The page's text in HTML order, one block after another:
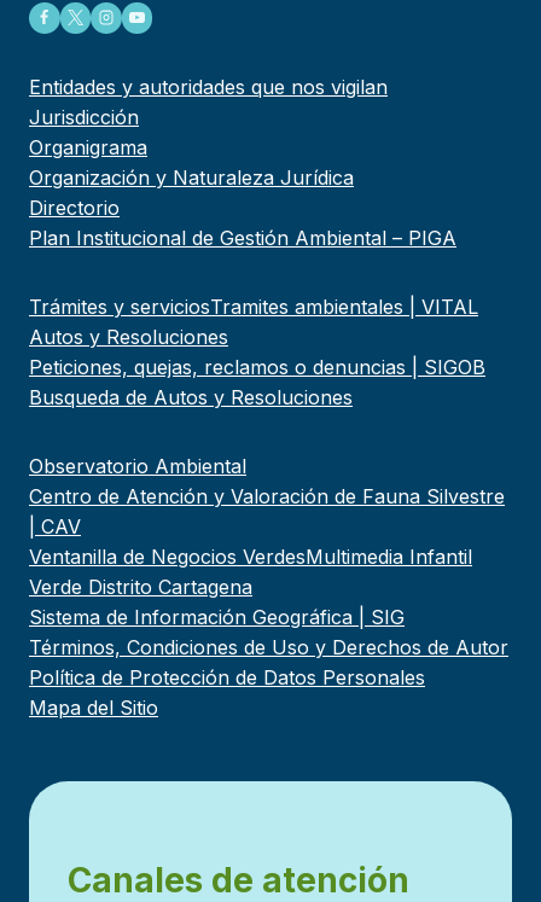
Entidades y autoridades que nos vigilan
Jurisdicción
Organigrama
Organización y Naturaleza Jurídica
Directorio
Plan Institucional de Gestión Ambiental – PIGA
Trámites y serviciosTramites ambientales | VITAL
Autos y Resoluciones
Peticiones, quejas, reclamos o denuncias | SIGOB
Busqueda de Autos y Resoluciones
Observatorio Ambiental
Centro de Atención y Valoración de Fauna Silvestre
| CAV
Ventanilla de Negocios VerdesMultimedia Infantil
Verde Distrito Cartagena
Sistema de Información Geográfica | SIG
Términos, Condiciones de Uso y Derechos de Autor
Política de Protección de Datos Personales
Mapa del Sitio
Canales de atención